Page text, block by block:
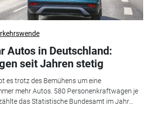
Autos in Deutschland:
seit Jahren stetig
es trotz des Bemühens um eine
mehr Autos. 580 Personenkraftwagen je
das Statistische Bundesamt im Jahr...